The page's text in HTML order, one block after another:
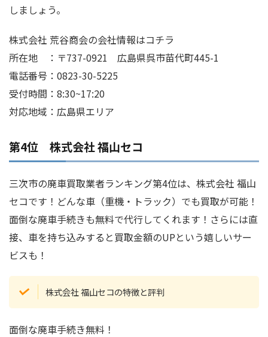
しましょう。
株式会社 荒谷商会の会社情報はコチラ
所在地 ：〒737-0921 広島県呉市苗代町445-1
電話番号：0823-30-5225
受付時間：8:30~17:20
対応地域：広島県エリア
第4位 株式会社 福山セコ
三次市の廃車買取業者ランキング第4位は、株式会社 福山
セコです！どんな車（重機・トラック）でも買取が可能！
面倒な廃車手続きも無料で代行してくれます！さらには直
接、車を持ち込みすると買取金額のUPという嬉しいサー
ビスも！
株式会社 福山セコの特徴と評判
面倒な廃車手続き無料！